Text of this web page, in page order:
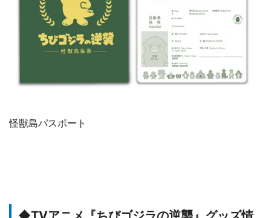
怪獣島パスポート